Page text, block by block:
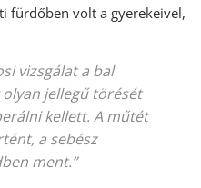
fürdőben volt a gyerekeivel,
vizsgálat a bal
jellegű törését
kellett. A műtét
a sebész
ment.”